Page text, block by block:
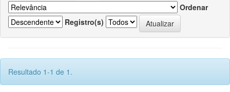
Ordenar
Registro(s)
Resultado 1-1 de 1.